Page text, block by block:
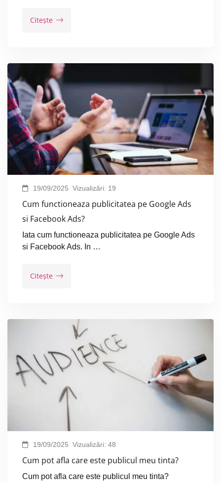
Citește
19/09/2025 Vizualizări: 19
Cum functioneaza publicitatea pe Google Ads
si Facebook Ads?
Iata cum functioneaza publicitatea pe Google Ads
si Facebook Ads. In …
Citește
19/09/2025 Vizualizări: 48
Cum pot afla care este publicul meu tinta?
Cum pot afla care este publicul meu tinta?